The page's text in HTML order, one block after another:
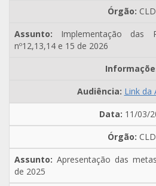
Implementação das
nº12,13,14 e 15 de 2026
Link da
11/03/
Apresentação das
de 2025